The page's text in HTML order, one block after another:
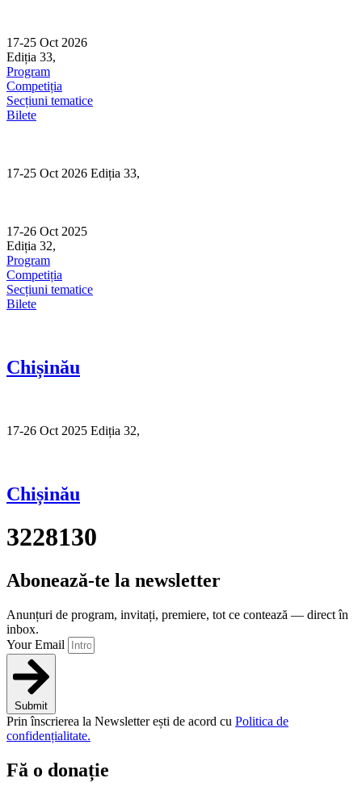
content
17-25 Oct 2026
Ediția 33,
Program
Competiția
Secțiuni tematice
Bilete
17-25 Oct 2026 Ediția 33,
17-26 Oct 2025
Ediția 32,
Program
Competiția
Secțiuni tematice
Bilete
Chișinău
17-26 Oct 2025 Ediția 32,
Chișinău
3228130
Abonează-te la newsletter
Anunțuri de program, invitați, premiere, tot ce contează — direct în
inbox.
Your Email
Submit
Prin înscrierea la Newsletter ești de acord cu Politica de
confidențialitate.
Fă o donație